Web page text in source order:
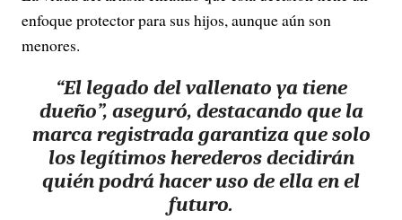
enfoque protector para sus hijos, aunque aún son
menores.
“El legado del vallenato ya tiene
dueño”, aseguró, destacando que la
marca registrada garantiza que solo
los legítimos herederos decidirán
quién podrá hacer uso de ella en el
futuro.